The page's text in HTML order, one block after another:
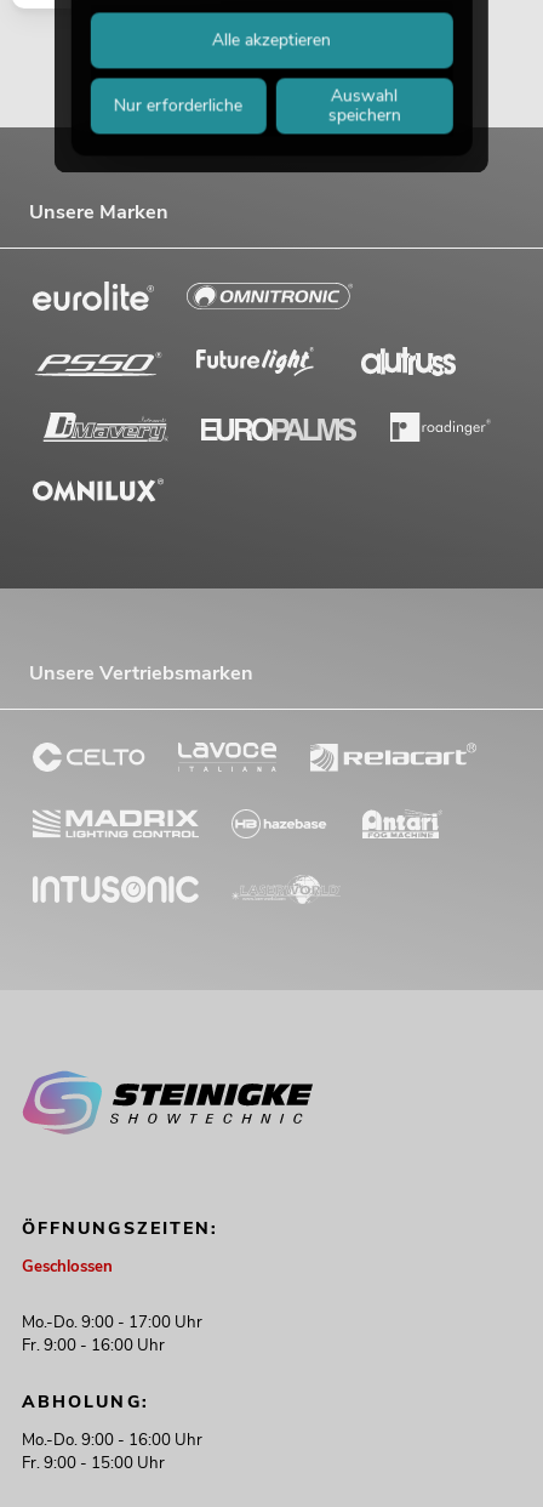
Unsere Marken
Unsere Vertriebsmarken
ÖFFNUNGSZEITEN:
Geschlossen
Mo.-Do. 9:00 - 17:00 Uhr
Fr. 9:00 - 16:00 Uhr
ABHOLUNG:
Mo.-Do. 9:00 - 16:00 Uhr
Fr. 9:00 - 15:00 Uhr
Nur erforderliche
Auswahl
speichern
Alle akzeptieren